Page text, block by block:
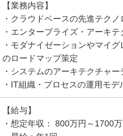
【業務内容】
・クラウドベースの先進テク
・エンタープライズ・アーキ
・モダナイゼーションやマイ
のロードマップ策定
・システムのアーキテクチャー
・IT組織・プロセスの運用モ
【給与】
・想定年収： 800万円～1700万